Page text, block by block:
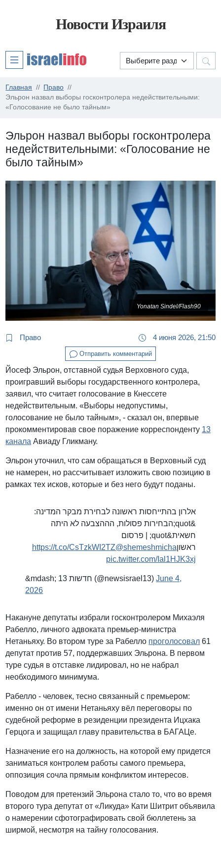
Новости Израиля
Главная
Право
Эльрон назвал выборы госконтролера недействительными:
«Голосование не было тайным»
Эльрон назвал выборы госконтролера
недействительными: «Голосование не
было тайным»
Yonatan Sindel/Flash90
Право 4 июня 2026, 21:50
Отправить комментарий
Йосеф Эльрон, отставной судья Верховного суда,
проигравший выборы государственного контролера,
заявил, что считает голосование в Кнессете
недействительным. «Выборы недопустимы,
голосование не было тайным», - сказал он, впервые
прокомментировав свое поражение корреспонденту 13
канала Авиаду Гликману.
Эльрон уточнил, что сам обращаться в Верховный суд
не намерен, но рассчитывает изложить свою позицию в
рамках тех исков, которые и без него будут поданы.
אלרון בהתייחסות ראשונה לבחירת מבקר המדינה:
&quot;הבחירות פסולות, הההצבעה לא היתה
חשאית&quot; | פרסום
ראשון
https://t.co/CsTzkWI2TZ@shemeshmicha
pic.twitter.com/Ial1HJK3xj
&mdash; חדשות 13 (@newsisrael13)June 4,
2026
Накануне депутаты избрали госконтролером Михаэля
Рабелло, личного адвоката премьер-министра
Нетаньяху. Во втором туре за Рабелло проголосовал 61
депутат против 57, поддержавших Эльрона. В первом
туре судья в отставке лидировал, но не набрал
необходимого минимума.
Рабелло - человек, тесно связанный с премьером:
именно он от имени Нетаньяху вёл переговоры по
судебной реформе в резиденции президента Ицхака
Герцога и защищал главу правительства в БАГАЦе.
Назначение его на должность, на которой ему придется
заниматься контролем работы самого премьера,
оппозиция сочла прямым конфликтом интересов.
Поводом для претензий Эльрона стало то, что во время
второго тура депутат от «Ликуда» Кати Шитрит объявила
о намерении сфотографировать свой бюллетень за
ширмой, несмотря на тайну голосования.